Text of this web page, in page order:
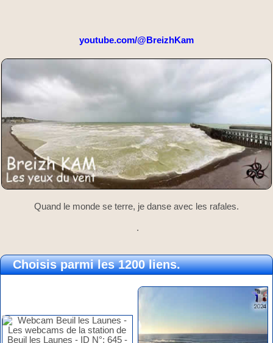
youtube.com/@BreizhKam
Quand le monde se terre, je danse avec les rafales.
.
Choisis parmi les 1200 liens.